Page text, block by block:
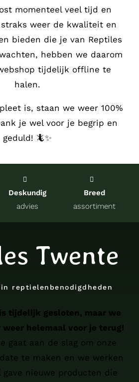
Service
Contact
momenteel veel tijd en
straks weer de kwaliteit en
bieden die je van Reptiles
hebben we daarom
tijdelijk offline te
halen.
is, staan we weer 100%
je wel voor je begrip en
geduld! 🦎✨
Deskundig
advies
Breed
assortiment
Twente
reptielenbenodigdheden
tijdelijk gesloten, maar we
helemaal voor je terug!
gaat aan de slag om onze
te maken en we werken
gave nieuwe producten die